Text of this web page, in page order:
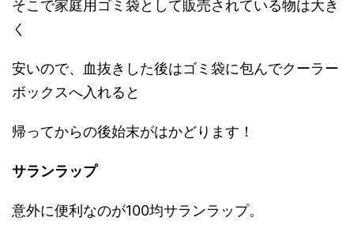
そこで家庭用ゴミ袋として販売されている物は大き
く
安いので、血抜きした後はゴミ袋に包んでクーラー
ボックスへ入れると
帰ってからの後始末がはかどります！
サランラップ
意外に便利なのが100均サランラップ。